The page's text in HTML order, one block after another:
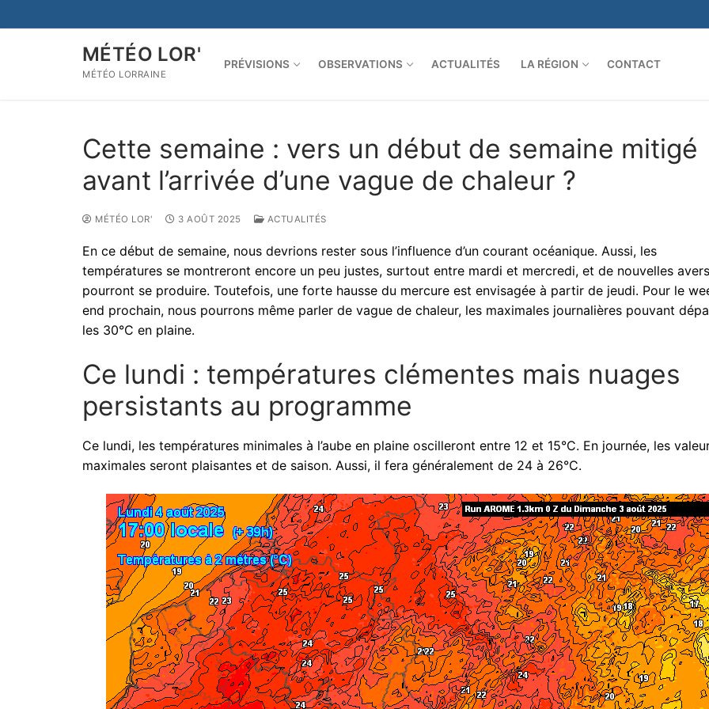
au
MÉTÉO LOR'
MÉTÉO LORRAINE
PRÉVISIONS OBSERVATIONS ACTUALITÉS LA RÉGION CONTACT
Cette semaine : vers un début de semaine mitigé
avant l’arrivée d’une vague de chaleur ?
MÉTÉO LOR' 3 AOÛT 2025 ACTUALITÉS
En ce début de semaine, nous devrions rester sous l’influence d’un courant océanique. Aussi, les
températures se montreront encore un peu justes, surtout entre mardi et mercredi, et de nouvelles
pourront se produire. Toutefois, une forte hausse du mercure est envisagée à partir de jeudi. Pour le
end prochain, nous pourrons même parler de vague de chaleur, les maximales journalières pouvant
les 30°C en plaine.
Ce lundi : températures clémentes mais nuages
persistants au programme
Ce lundi, les températures minimales à l’aube en plaine oscilleront entre 12 et 15°C. En journée, les
maximales seront plaisantes et de saison. Aussi, il fera généralement de 24 à 26°C.